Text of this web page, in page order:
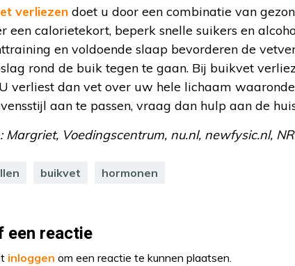
verliezen doet u door een combinatie van
een calorietekort, beperk snelle suikers en
en voldoende slaap bevorderen de
rond de buik tegen te gaan. Bij buikvet
verliest dan vet over uw hele lichaam
aan te passen, vraag dan hulp aan de
Margriet, Voedingscentrum, nu.nl, newfysic.nl,
buikvet hormonen
een reactie
inloggen om een reactie te kunnen plaatsen.